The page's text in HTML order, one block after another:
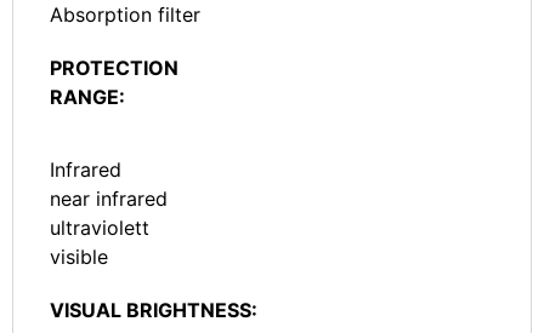
Absorption filter
PROTECTION
RANGE:
Infrared
near infrared
ultraviolett
visible
VISUAL BRIGHTNESS: